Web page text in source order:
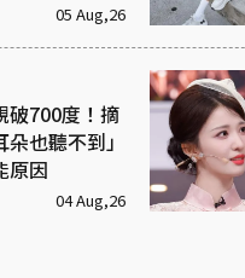
05 Aug,26
破700度！摘
也聽不到」
原因
04 Aug,26